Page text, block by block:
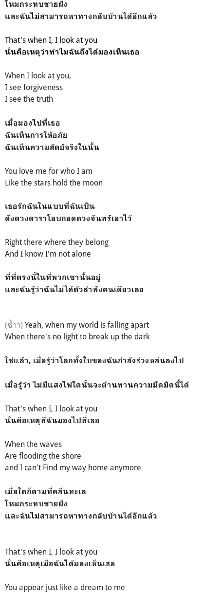
โหมกระทบชายฝั่ง
และฉันไม่สามารถหาทางกลับบ้านได้อีกแล้ว
That's when I, I look at you
นั่นคือเหตุว่าทำไมฉันถึงได้มองเห็นเธอ
When I look at you,
I see forgiveness
I see the truth
เมื่อมองไปที่เธอ
ฉันเห็นการให้อภัย
ฉันเห็นความสัตย์จริงในนั้น
You love me for who I am
Like the stars hold the moon
เธอรักฉันในแบบที่ฉันเป็น
ดั่งดวงดาราโอบกอดดวงจันทร์เอาไว้
Right there where they belong
And I know I'm not alone
ที่ที่ตรงนี้ในที่พวกเขานั้นอยู่
และฉันรู้ว่าฉันไม่ได้ตัวลำพังคนเดียวเลย
(ซ้ำา) Yeah, when my world is falling apart
When there's no light to break up the dark
ใช่แล้ว, เมื่อรู้ว่าโลกทั้งใบของฉันกำลังร่วงหล่นลงไป
เมื่อรู้ว่า ไม่มีแสงไฟใดนั้นจะต้านทานความมืดมิดนี้ได้
That's when I, I look at you
นั่นคือเหตุที่ฉันมองไปที่เธอ
When the waves
Are flooding the shore
and I can't Find my way home anymore
เมื่อใดก็ตามที่คลื่นทะเล
โหมกระทบชายฝั่ง
และฉันไม่สามารถหาทางกลับบ้านได้อีกแล้ว
That's when I, I look at you
นั่นคือเหตุเมื่อฉันได้มองเห็นเธอ
You appear just like a dream to me